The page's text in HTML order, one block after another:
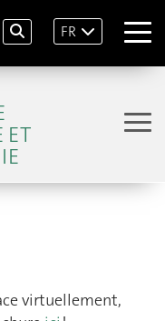
FR
ET
virtuellement,